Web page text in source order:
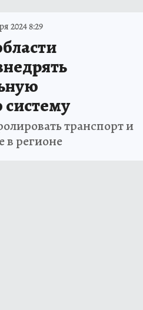
2024 8:29
транспорт и
в регионе